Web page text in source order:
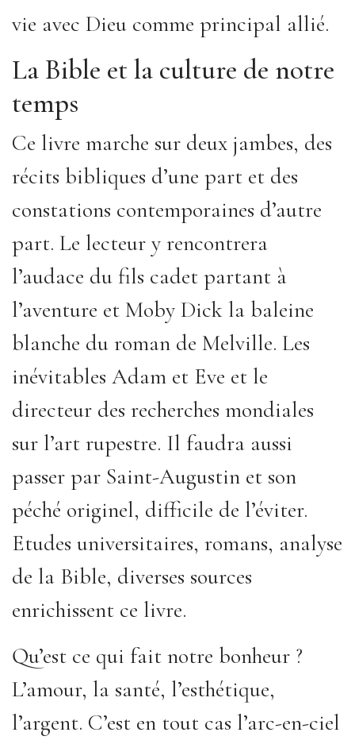
vie avec Dieu comme principal allié.
La Bible et la culture de notre
temps
Ce livre marche sur deux jambes, des
récits bibliques d’une part et des
constations contemporaines d’autre
part. Le lecteur y rencontrera
l’audace du fils cadet partant à
l’aventure et Moby Dick la baleine
blanche du roman de Melville. Les
inévitables Adam et Eve et le
directeur des recherches mondiales
sur l’art rupestre. Il faudra aussi
passer par Saint-Augustin et son
péché originel, difficile de l’éviter.
Etudes universitaires, romans, analyse
de la Bible, diverses sources
enrichissent ce livre.
Qu’est ce qui fait notre bonheur ?
L’amour, la santé, l’esthétique,
l’argent. C’est en tout cas l’arc-en-ciel